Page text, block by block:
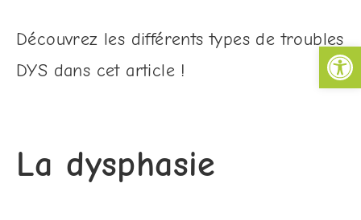
Découvrez les différents types de troubles
DYS dans cet article !
La dysphasie